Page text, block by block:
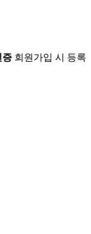
증 회원가입 시 등록